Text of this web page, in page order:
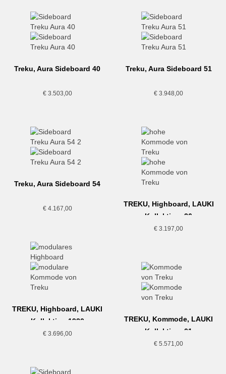
Treku, Aura Sideboard 40
€3.503,00
Treku, Aura Sideboard 51
€ 3.948,00
Treku, Aura Sideboard 54
€4.167,00
TREKU, Highboard, LAUKI
Kollektion, 26
€ 3.197,00
TREKU, Highboard, LAUKI
Kollektion,1920
€3.696,00
TREKU, Kommode, LAUKI
Kollektion, 01
€ 5.571,00